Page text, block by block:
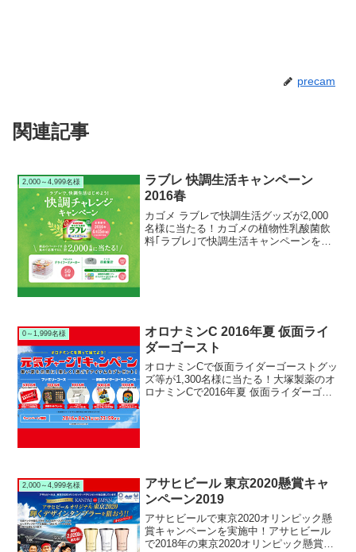
precam
関連記事
2,000～4,999名様
ラブレ 快調生活キャンペーン
2016春
カゴメ ラブレで快調生活グッズが2,000
名様に当たる！カゴメの植物性乳酸菌飲
料｢ラブレ｣で快調生活キャンペーンを実
0～1,999名様
オロナミンC 2016年夏 仮面ライ
ダーゴースト
オロナミンCで仮面ライダーゴーストグッ
ズ等が1,300名様に当たる！大塚製薬のオ
ロナミンCで2016年夏 仮面ライダーゴー
2,000～4,999名様
アサヒビール 東京2020懸賞キャ
ンペーン2019
アサヒビールで東京2020オリンピック懸
賞キャンペーンを実施中！アサヒビール
で2018年の東京2020オリンピック懸賞キ